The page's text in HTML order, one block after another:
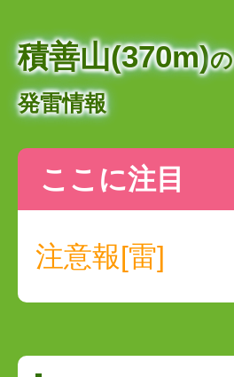
積善山(370m)の
発雷情報
ここに注目
注意報[雷]